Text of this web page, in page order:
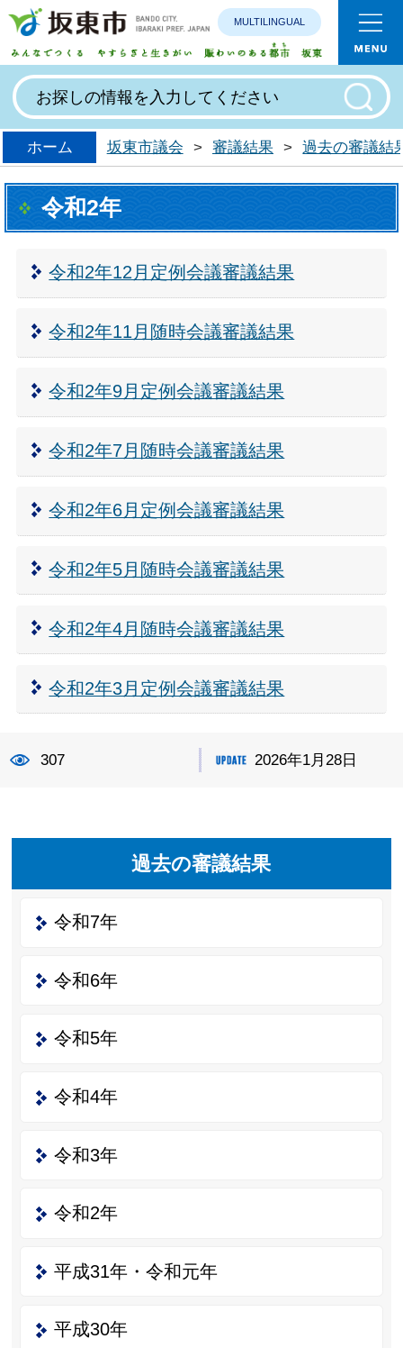
みんなで
MULTILINGUAL
ホーム 坂東市議会 > 審議結果 > 過去の審議結
令和2年
令和2年12月定例会議審議結果
令和2年11月随時会議審議結果
令和2年9月定例会議審議結果
令和2年7月随時会議審議結果
令和2年6月定例会議審議結果
令和2年5月随時会議審議結果
令和2年4月随時会議審議結果
令和2年3月定例会議審議結果
307 2026年1月28日
過去の審議結果
令和7年
令和6年
令和5年
令和4年
令和3年
令和2年
平成31年・令和元年
平成30年